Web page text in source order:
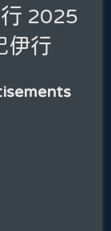
2025
伊行